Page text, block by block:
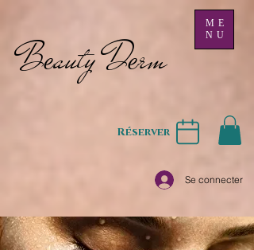
Beauty Derm
ME
NU
Se connecter
Réserver